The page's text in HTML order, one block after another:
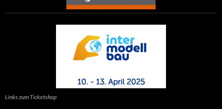
Links zum Ticketshop